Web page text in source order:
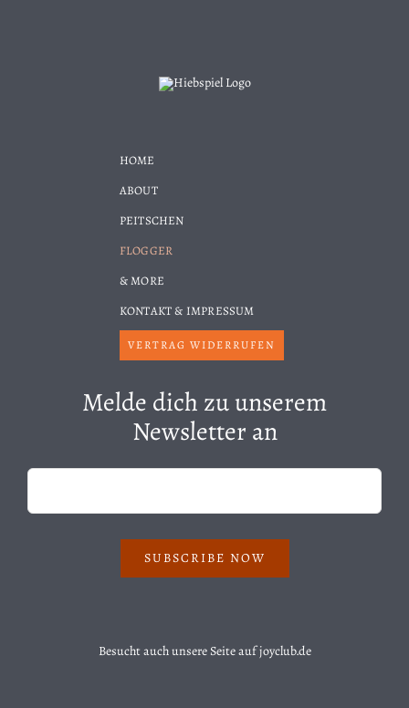
HOME
ABOUT
PEITSCHEN
FLOGGER
& MORE
KONTAKT & IMPRESSUM
VERTRAG WIDERRUFEN
Melde dich zu unserem
Newsletter an
SUBSCRIBE NOW
Besucht auch unsere Seite aufjoyclub.de